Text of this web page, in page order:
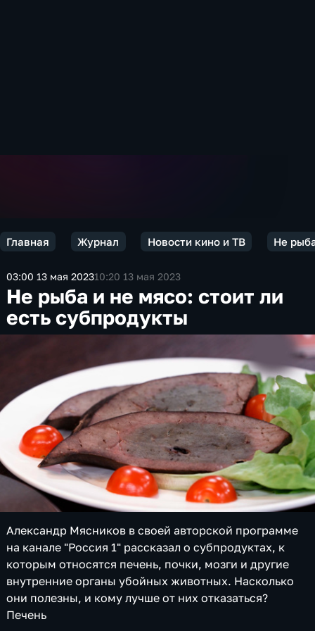
Главная Журнал Новости кино и ТВ Не
03:00 13 мая 202310:20 13 мая 2023
Не рыба и не мясо: стоит ли
есть субпродукты
Александр Мясников в своей авторской программе
на канале "Россия 1" рассказал о субпродуктах, к
которым относятся печень, почки, мозги и другие
внутренние органы убойных животных. Насколько
они полезны, и кому лучше от них отказаться?
Печень